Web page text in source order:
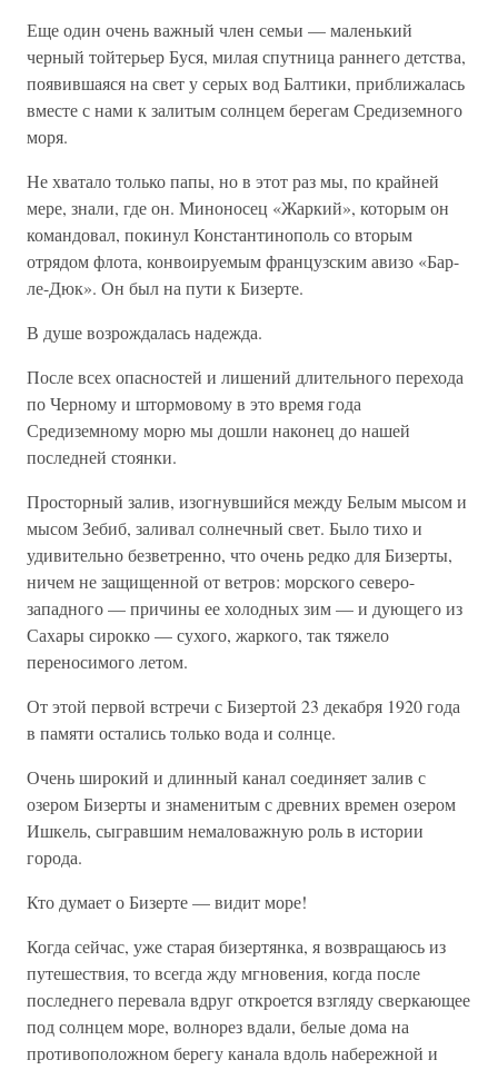
Еще один очень важный член семьи — маленький
черный тойтерьер Буся, милая спутница раннего детства,
появившаяся на свет у серых вод Балтики, приближалась
вместе с нами к залитым солнцем берегам Средиземного
моря.
Не хватало только папы, но в этот раз мы, по крайней
мере, знали, где он. Миноносец «Жаркий», которым он
командовал, покинул Константинополь со вторым
отрядом флота, конвоируемым французским авизо «Бар-
ле-Дюк». Он был на пути к Бизерте.
В душе возрождалась надежда.
После всех опасностей и лишений длительного перехода
по Черному и штормовому в это время года
Средиземному морю мы дошли наконец до нашей
последней стоянки.
Просторный залив, изогнувшийся между Белым мысом и
мысом Зебиб, заливал солнечный свет. Было тихо и
удивительно безветренно, что очень редко для Бизерты,
ничем не защищенной от ветров: морского северо-
западного — причины ее холодных зим — и дующего из
Сахары сирокко — сухого, жаркого, так тяжело
переносимого летом.
От этой первой встречи с Бизертой 23 декабря 1920 года
в памяти остались только вода и солнце.
Очень широкий и длинный канал соединяет залив с
озером Бизерты и знаменитым с древних времен озером
Ишкель, сыгравшим немаловажную роль в истории
города.
Кто думает о Бизерте — видит море!
Когда сейчас, уже старая бизертянка, я возвращаюсь из
путешествия, то всегда жду мгновения, когда после
последнего перевала вдруг откроется взгляду сверкающее
под солнцем море, волнорез вдали, белые дома на
противоположном берегу канала вдоль набережной и